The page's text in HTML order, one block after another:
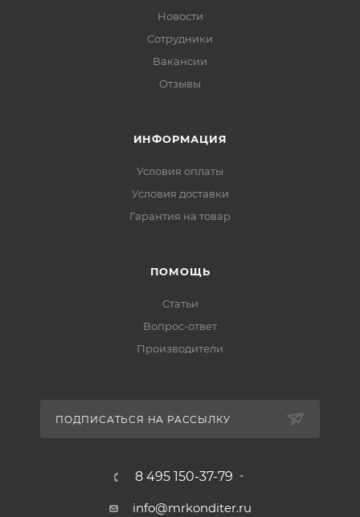
Новости
Сотрудники
Вакансии
Отзывы
ИНФОРМАЦИЯ
Условия оплаты
Условия доставки
Гарантия на товар
ПОМОЩЬ
Статьи
Вопрос-ответ
Производители
ПОДПИСАТЬСЯ НА РАССЫЛКУ
8 495 150-37-79
info@mrkonditer.ru